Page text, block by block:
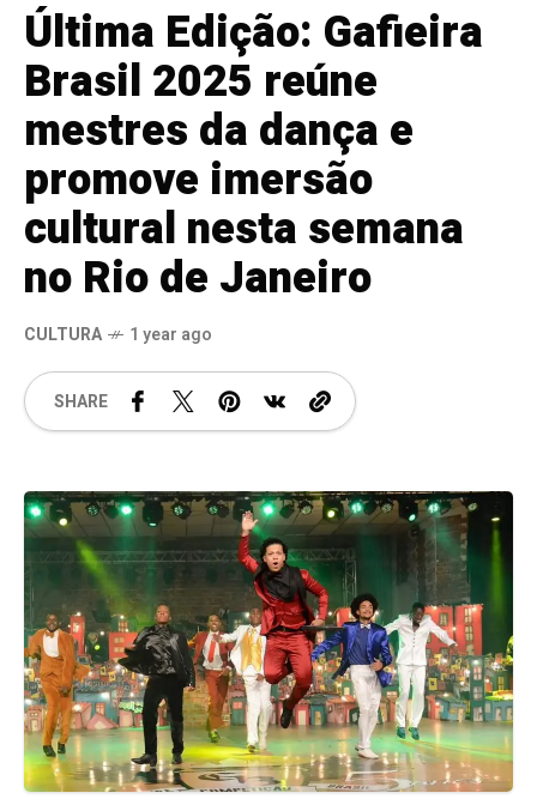
Última Edição: Gafieira
Brasil 2025 reúne
mestres da dança e
promove imersão
cultural nesta semana
no Rio de Janeiro
CULTURA 1 year ago
SHARE